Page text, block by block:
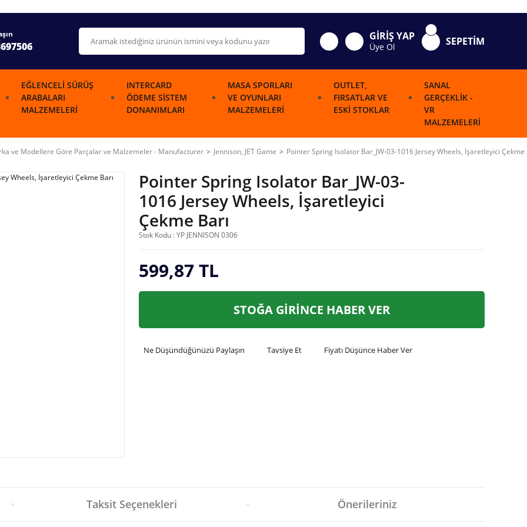
GİRİŞ YAP
Üye Ol SEPETİM
EĞLENCELI SÜRÜŞ
ARABALARI
MALZEMELERI
INTERCARD
ÖDEME SISTEM
DONANIMLARI
MASA SPORLARI
VE OYUNLARI
MALZEMELERI
OUTLET,
FIRSATLAR VE
ESKI STOKLAR
SANAL
GERÇEKLIK -
VR
MALZEMELERI
ve Modellere Göre Parçalar ve Malzemeler - Manufacturer Jennison, JET Game Pointer Spring Isolator Bar_JW-03-1016 Jersey Wheels, İşaretleyici Çekme
Pointer Spring Isolator Bar_JW-03-
1016 Jersey Wheels, İşaretleyici
Çekme Barı
Stok Kodu : YP JENNISON 0306
599,87 TL
STOĞA GİRİNCE HABER VER
Ne Düşündüğünüzü Paylaşın Tavsiye Et Fiyatı Düşünce Haber Ver
Taksit Seçenekleri Önerileriniz